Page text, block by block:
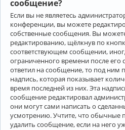
сообщение?
Если вы не являетесь
конференции, вы можете
собственные сообщения. Вы
редактированию, щёлкнув по
соответствующем сообщении,
ограниченного времени после его
ответил на сообщение, то под ним
надпись, которая показывает
время последней из них. Эта
сообщение редактировал
они могут сами написать о
усмотрению. Учтите, что обычные
удалить сообщение, если на него